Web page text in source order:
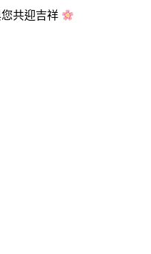
共迎吉祥